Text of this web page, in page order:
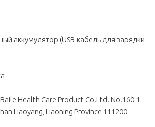
аккумулятор (USB-кабель для зарядки
Baile Health Care Product Co.Ltd. No.160-1
Liaoyang, Liaoning Province 111200